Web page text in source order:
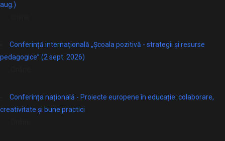
aug.)
Conferință internațională „Școala pozitivă - strategii și resurse
pedagogice” (2 sept. 2026)
Conferința națională - Proiecte europene în educație: colaborare,
creativitate și bune practici